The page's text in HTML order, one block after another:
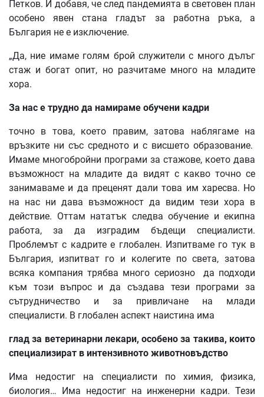
Петков. И добавя, че след пандемията в световен план
особено явен стана гладът за работна ръка, а
България не е изключение.
„Да, ние имаме голям брой служители с много дълъг
стаж и богат опит, но разчитаме много на младите
хора.
За нас е трудно да намираме обучени кадри
точно в това, което правим, затова наблягаме на
връзките ни със средното и с висшето образование.
Имаме многобройни програми за стажове, което дава
възможност на младите да видят с какво точно се
занимаваме и да преценят дали това им харесва. Но
на нас ни дава възможност да видим тези хора в
действие. Оттам нататък следва обучение и екипна
работа, за да изградим бъдещи специалисти.
Проблемът с кадрите е глобален. Изпитваме го тук в
България, изпитват го и колегите по света, затова
всяка компания трябва много сериозно да подходи
към този въпрос и да създава тези програми за
сътрудничество и за привличане на млади
специалисти. В глобален аспект наистина има
глад за ветеринарни лекари, особено за такива, които
специализират в интензивното животновъдство
Има недостиг на специалисти по химия, физика,
биология… Има недостиг на инженерни кадри. Тези